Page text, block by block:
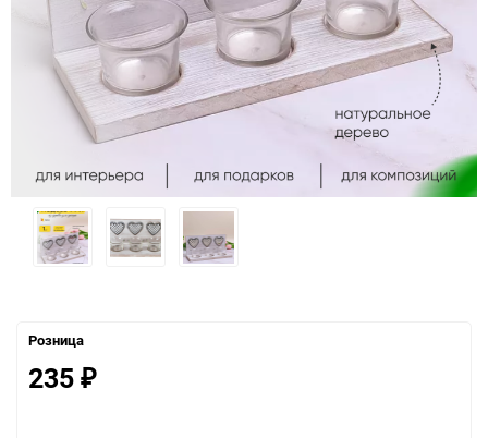
Розница
235 ₽